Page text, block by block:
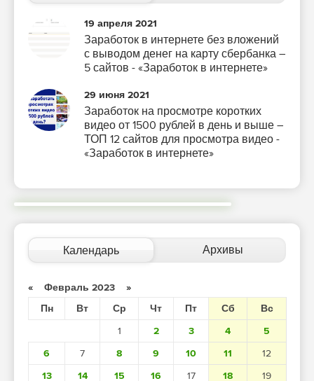
19 апреля 2021
Заработок в интернете без вложений
с выводом денег на карту сбербанка –
5 сайтов - «Заработок в интернете»
29 июня 2021
Заработок на просмотре коротких
видео от 1500 рублей в день и выше –
ТОП 12 сайтов для просмотра видео -
«Заработок в интернете»
Календарь Архивы
« Февраль 2023 »
Пн
Вт Ср Чт Пт Сб
Вс
1
2 3 4
5
6
7 8 9 10 11
12
13
14 15 16 17 18
19